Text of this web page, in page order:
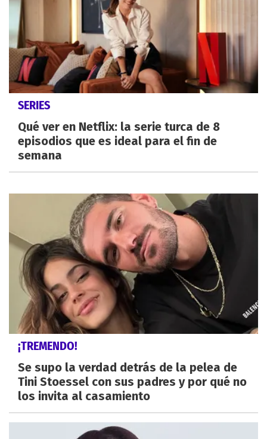
SERIES
Qué ver en Netflix: la serie turca de 8
episodios que es ideal para el fin de
semana
¡TREMENDO!
Se supo la verdad detrás de la pelea de
Tini Stoessel con sus padres y por qué no
los invita al casamiento